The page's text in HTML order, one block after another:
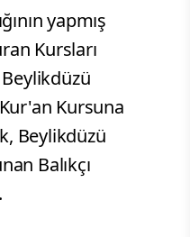
yapmış
Kursları
Kursuna
Beylikdüzü
Balıkçı